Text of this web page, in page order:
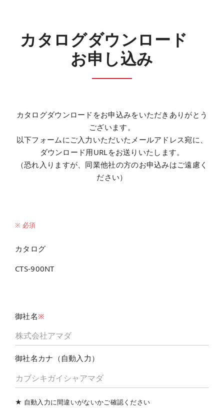
カタログダウンロード
お申し込み
カタログダウンロードをお申込みをいただきありがとう
ございます。
以下フォームにご入力いただいたメールアドレス宛に、
ダウンロード用URLをお送りいたします。
（恐れ入りますが、同業他社の方のお申込みはご遠慮く
ださい）
※ 必須
カタログ
CTS-900NT
御社名※
御社名カナ（自動入力）
★ 自動入力に間違いがないかご確認ください